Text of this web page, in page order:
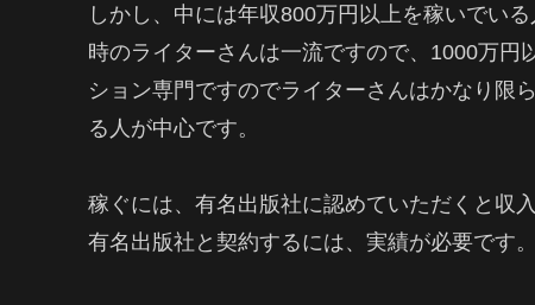
しかし、中には年収800万円以上を稼いでい
時のライターさんは一流ですので、1000万円
ション専門ですのでライターさんはかなり限
る人が中心です。
稼ぐには、有名出版社に認めていただくと収
有名出版社と契約するには、実績が必要です。